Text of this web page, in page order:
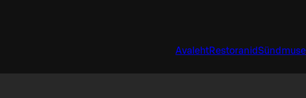
AvalehtRestoranid